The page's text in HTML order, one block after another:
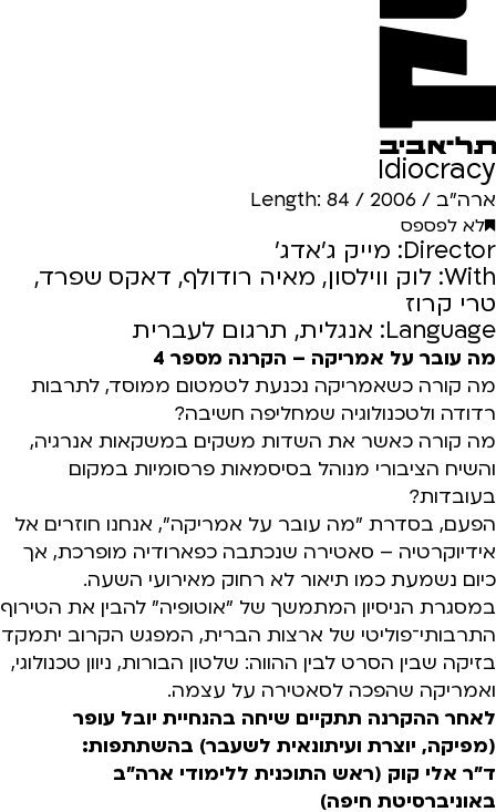
Idiocracy
ארה"ב / 2006 / Length: 84
לא לפספס
Director: מייק ג'אדג'
With: לוק ווילסון, מאיה רודולף, דאקס שפרד,
טרי קרוז
Language: אנגלית, תרגום לעברית
מה עובר על אמריקה – הקרנה מספר 4
מה קורה כשאמריקה נכנעת לטמטום ממוסד, לתרבות
רדודה ולטכנולוגיה שמחליפה חשיבה?
מה קורה כאשר את השדות משקים במשקאות אנרגיה,
והשיח הציבורי מנוהל בסיסמאות פרסומיות במקום
בעובדות?
הפעם, בסדרת "מה עובר על אמריקה", אנחנו חוזרים אל
אידיוקרטיה – סאטירה שנכתבה כפארודיה מופרכת, אך
כיום נשמעת כמו תיאור לא רחוק מאירועי השעה.
במסגרת הניסיון המתמשך של "אוטופיה" להבין את הטירוף
התרבותי־פוליטי של ארצות הברית, המפגש הקרוב יתמקד
בזיקה שבין הסרט לבין ההווה: שלטון הבורות, ניוון טכנולוגי,
ואמריקה שהפכה לסאטירה על עצמה.
לאחר ההקרנה תתקיים שיחה בהנחיית יובל עופר
(מפיקה, יוצרת ועיתונאית לשעבר) בהשתתפות:
ד"ר אלי קוק (ראש התוכנית ללימודי ארה"ב
באוניברסיטת חיפה)